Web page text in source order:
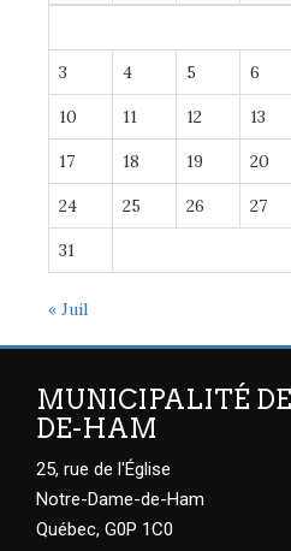
3 4 5 6
10 11 12 13
17 18 19 20
24 25 26 27
31
« Juil
MUNICIPALITÉ
DE-HAM
25, rue de l'Église
Notre-Dame-de-Ham
Québec, G0P 1C0